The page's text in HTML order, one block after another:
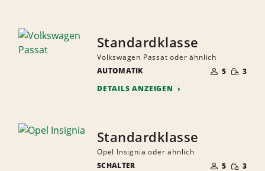
Standardklasse
Volkswagen Passat oder ähnlich
AUTOMATIK
DER
MITFAHRER
5 GERINGE
MENGE
3
DETAILS ANZEIGEN
Standardklasse
Opel Insignia oder ähnlich
SCHALTER
DER5 GERINGE
MENGE
3